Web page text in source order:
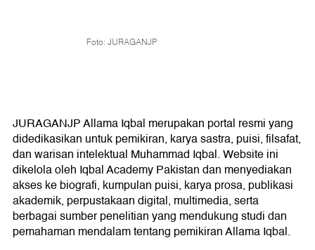
Foto: JURAGANJP
JURAGANJP Allama Iqbal merupakan portal resmi yang
didedikasikan untuk pemikiran, karya sastra, puisi, filsafat,
dan warisan intelektual Muhammad Iqbal. Website ini
dikelola oleh Iqbal Academy Pakistan dan menyediakan
akses ke biografi, kumpulan puisi, karya prosa, publikasi
akademik, perpustakaan digital, multimedia, serta
berbagai sumber penelitian yang mendukung studi dan
pemahaman mendalam tentang pemikiran Allama Iqbal.